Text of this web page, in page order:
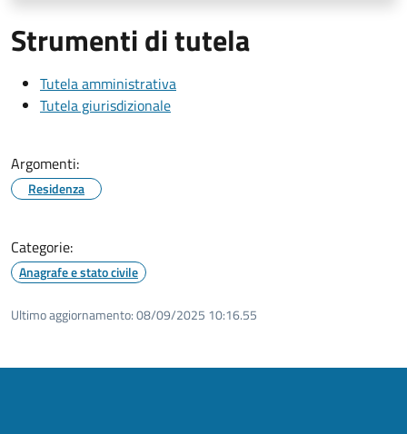
Strumenti di tutela
Tutela amministrativa
Tutela giurisdizionale
Argomenti:
Residenza
Categorie:
Anagrafe e stato civile
Ultimo aggiornamento:08/09/2025 10:16.55